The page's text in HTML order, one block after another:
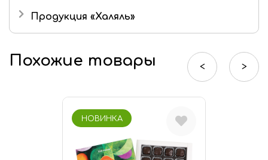
Продукция «Халяль»
Шоколад «Халяль»
Финико-кунжутные конфеты «Халяль»
Похожие товары
НОВИНКА
< >